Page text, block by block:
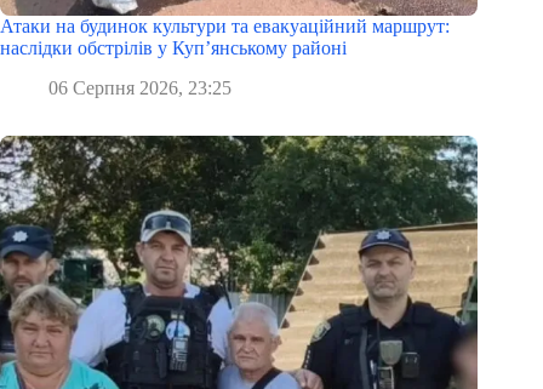
Атаки на будинок культури та евакуаційний маршрут:
наслідки обстрілів у Куп’янському районі
06 Серпня 2026, 23:25